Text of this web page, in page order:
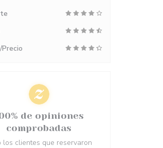
de opiniones
comprobadas
los clientes que reservaron